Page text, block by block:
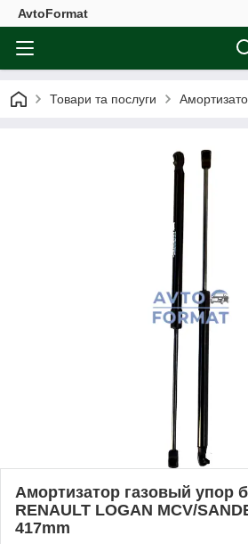
AvtoFormat
Товари та послуги
Амортизатор газовый упор
RENAULT LOGAN MCV/
417mm